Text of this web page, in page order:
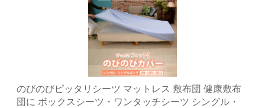
のびのびピッタリシーツ マットレス 敷布団 健康敷布
団に ボックスシーツ・ワンタッチシーツ シングル・